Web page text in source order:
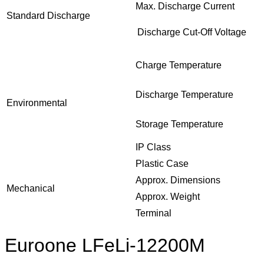
Standard Discharge
Max. Discharge Current
Discharge Cut-Off Voltage
Environmental
Charge Temperature
Discharge Temperature
Storage Temperature
IP Class
Mechanical
Plastic Case
Approx. Dimensions
Approx. Weight
Terminal
Euroone LFeLi-12200M